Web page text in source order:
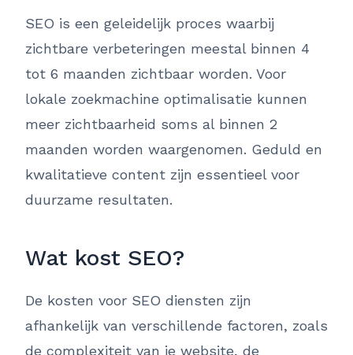
SEO is een geleidelijk proces waarbij
zichtbare verbeteringen meestal binnen 4
tot 6 maanden zichtbaar worden. Voor
lokale zoekmachine optimalisatie kunnen
meer zichtbaarheid soms al binnen 2
maanden worden waargenomen. Geduld en
kwalitatieve content zijn essentieel voor
duurzame resultaten.
Wat kost SEO?
De kosten voor SEO diensten zijn
afhankelijk van verschillende factoren, zoals
de complexiteit van je website, de